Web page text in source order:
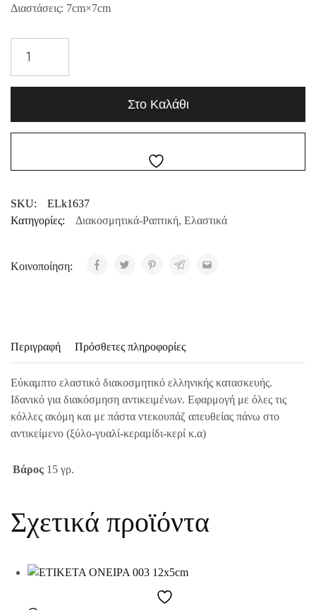
Διαστάσεις: 7cm×7cm
Στο Καλάθι
SKU:
ELk1637
Κατηγορίες:
Διακοσμητικά-Ραπτική, Ελαστικά
Κοινοποίηση:
Περιγραφή Πρόσθετες πληροφορίες
Εύκαμπτο ελαστικό διακοσμητικό ελληνικής κατασκευής.
Ιδανικό για διακόσμηση αντικειμένων. Εφαρμογή με όλες τις
κόλλες ακόμη και με πάστα ντεκουπάζ απευθείας πάνω στο
αντικείμενο (ξύλο-γυαλί-κεραμίδι-κερί κ.α)
Βάρος 15 γρ.
Σχετικά προϊόντα